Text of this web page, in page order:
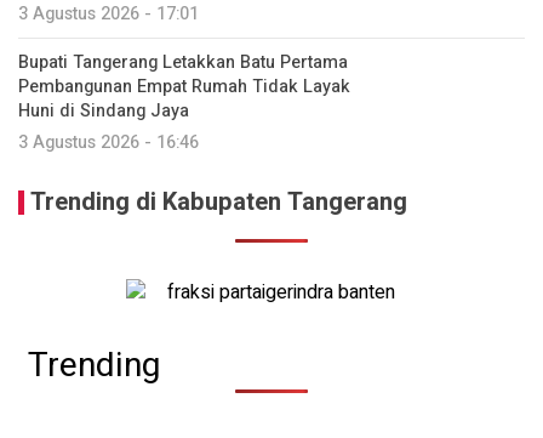
3 Agustus 2026 - 17:01
Bupati Tangerang Letakkan Batu Pertama
Pembangunan Empat Rumah Tidak Layak
Huni di Sindang Jaya
3 Agustus 2026 - 16:46
Trending di Kabupaten Tangerang
Trending